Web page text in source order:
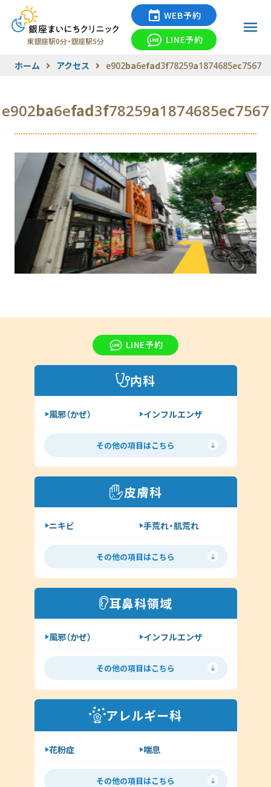
東銀座駅0分・銀座駅5分
WEB予約
LINE予約
ホーム アクセス e902ba6efad3f78259a1874685ec7567
e902ba6efad3f78259a1874685ec7567
LINE予約
内科
風邪（かぜ）
インフルエンザ
胃腸炎
花粉症
喘息
高血圧
咳喘息
消化器内科
呼吸器内科
新型コロナウイルス感染症
その他の項目はこちら
皮膚科
ニキビ
手荒れ・肌荒れ
じんましん
水虫
ヘルペス
帯状疱疹
イボ（尋常性疣贅:ゆうぜい）
しみ・肝斑
ハイドロキノン
その他（皮膚科）
その他の項目はこちら
耳鼻科領域
風邪（かぜ）
インフルエンザ
扁桃炎
花粉症
舌下免疫療法
中耳炎
クラミジア
その他（耳鼻科領域）
その他の項目はこちら
アレルギー科
花粉症
喘息
舌下免疫療法
アレルギー検査
その他の項目はこちら